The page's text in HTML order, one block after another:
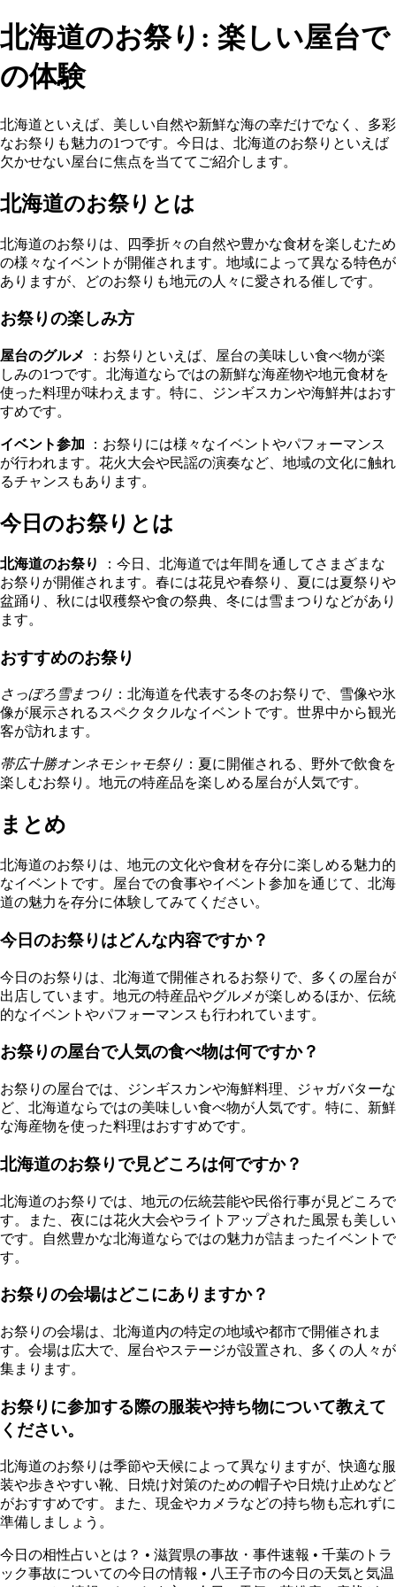
北海道のお祭り: 楽しい屋台で
の体験
北海道といえば、美しい自然や新鮮な海の幸だけでなく、多彩
なお祭りも魅力の1つです。今日は、北海道のお祭りといえば
欠かせない屋台に焦点を当ててご紹介します。
北海道のお祭りとは
北海道のお祭りは、四季折々の自然や豊かな食材を楽しむため
の様々なイベントが開催されます。地域によって異なる特色が
ありますが、どのお祭りも地元の人々に愛される催しです。
お祭りの楽しみ方
屋台のグルメ
：お祭りといえば、屋台の美味しい食べ物が楽
しみの1つです。北海道ならではの新鮮な海産物や地元食材を
使った料理が味わえます。特に、ジンギスカンや海鮮丼はおす
すめです。
イベント参加 ：お祭りには様々なイベントやパフォーマンス
が行われます。花火大会や民謡の演奏など、地域の文化に触れ
るチャンスもあります。
今日のお祭りとは
北海道のお祭り
：今日、北海道では年間を通してさまざまな
お祭りが開催されます。春には花見や春祭り、夏には夏祭りや
盆踊り、秋には収穫祭や食の祭典、冬には雪まつりなどがあり
ます。
おすすめのお祭り
さっぽろ雪まつり ：北海道を代表する冬のお祭りで、雪像や氷
像が展示されるスペクタクルなイベントです。世界中から観光
客が訪れます。
帯広十勝オンネモシャモ祭り ：夏に開催される、野外で飲食を
楽しむお祭り。地元の特産品を楽しめる屋台が人気です。
まとめ
北海道のお祭りは、地元の文化や食材を存分に楽しめる魅力的
なイベントです。屋台での食事やイベント参加を通じて、北海
道の魅力を存分に体験してみてください。
今日のお祭りはどんな内容ですか？
今日のお祭りは、北海道で開催されるお祭りで、多くの屋台が
出店しています。地元の特産品やグルメが楽しめるほか、伝統
的なイベントやパフォーマンスも行われています。
お祭りの屋台で人気の食べ物は何ですか？
お祭りの屋台では、ジンギスカンや海鮮料理、ジャガバターな
ど、北海道ならではの美味しい食べ物が人気です。特に、新鮮
な海産物を使った料理はおすすめです。
北海道のお祭りで見どころは何ですか？
北海道のお祭りでは、地元の伝統芸能や民俗行事が見どころで
す。また、夜には花火大会やライトアップされた風景も美しい
です。自然豊かな北海道ならではの魅力が詰まったイベントで
す。
お祭りの会場はどこにありますか？
お祭りの会場は、北海道内の特定の地域や都市で開催されま
す。会場は広大で、屋台やステージが設置され、多くの人々が
集まります。
お祭りに参加する際の服装や持ち物について教えて
ください。
北海道のお祭りは季節や天候によって異なりますが、快適な服
装や歩きやすい靴、日焼け対策のための帽子や日焼け止めなど
がおすすめです。また、現金やカメラなどの持ち物も忘れずに
準備しましょう。
今日の相性占いとは？ • 滋賀県の事故・事件速報 • 千葉のトラ
ック事故についての今日の情報 • 八王子市の今日の天気と気温